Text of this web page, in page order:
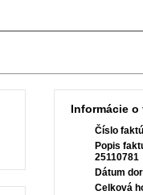
Informácie o
Číslo
Popis
25110781
Dátum
Celková